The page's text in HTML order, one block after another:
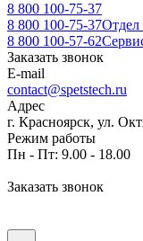
8 800 100-75-37
8 800 100-75-37Отдел
8 800 100-57-62
Заказать звонок
E-mail
contact@spetstech.ru
Адрес
г. Красноярск, ул.
Режим работы
Пн - Пт: 9.00 - 18.00
Заказать звонок